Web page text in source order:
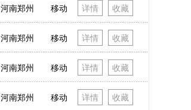
河南郑州 移动 详情 收藏
河南郑州 移动 详情 收藏
河南郑州 移动 详情 收藏
河南郑州 移动 详情 收藏